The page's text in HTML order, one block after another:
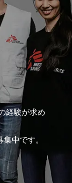
経験が求め
中です。